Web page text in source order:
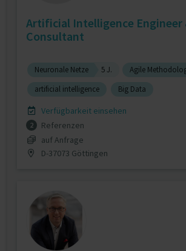
Artificial Intelligence Engineer
Consultant
Neuronale Netze 5 J.
Agile
artificial intelligence
Big Data
Verfügbarkeit einsehen
2
Referenzen
auf Anfrage
D-37073 Göttingen